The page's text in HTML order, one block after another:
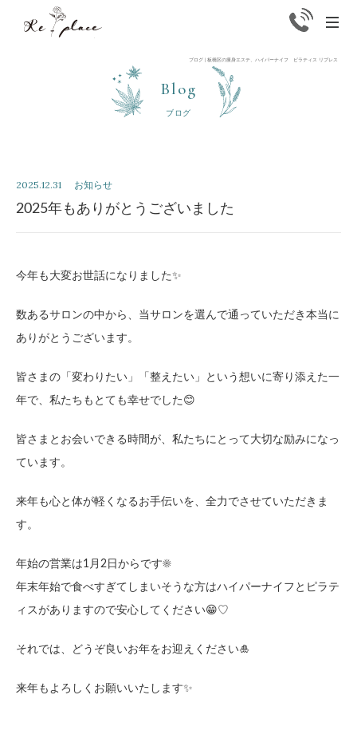
ブログ | 板橋区の痩身エステ、ハイパーナイフ ピラティス リプレス
Blog
ブログ
2025.12.31 お知らせ
2025年もありがとうございました
今年も大変お世話になりました✨
数あるサロンの中から、当サロンを選んで通っていただき本当に
ありがとうございます。
皆さまの「変わりたい」「整えたい」という想いに寄り添えた一
年で、私たちもとても幸せでした😊
皆さまとお会いできる時間が、私たちにとって大切な励みになっ
ています。
来年も心と体が軽くなるお手伝いを、全力でさせていただきま
す。
年始の営業は1月2日からです☀️
年末年始で食べすぎてしまいそうな方はハイパーナイフとピラテ
ィスがありますので安心してください😁♡
それでは、どうぞ良いお年をお迎えください🎍
来年もよろしくお願いいたします✨